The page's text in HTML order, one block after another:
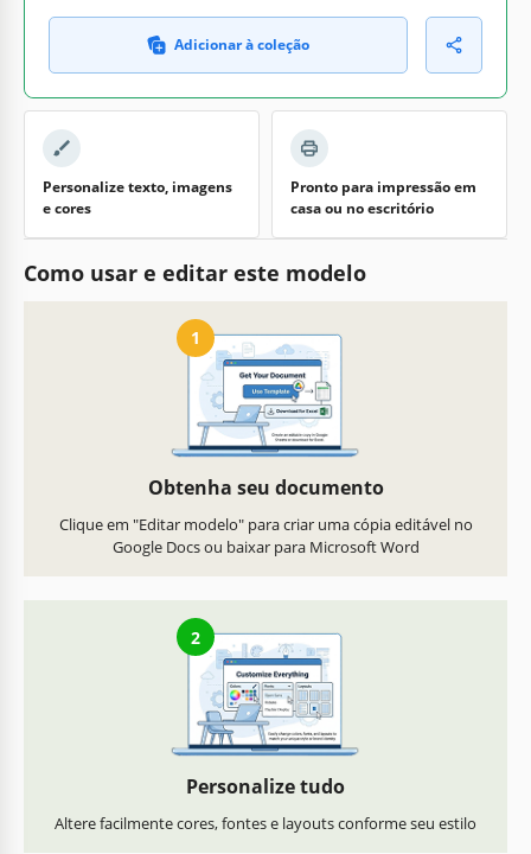
Adicionar à coleção
Personalize texto, imagens
e cores
Pronto para impressão em
casa ou no escritório
Como usar e editar este modelo
1
Obtenha seu documento
Clique em "Editar modelo" para criar uma cópia editável no
Google Docs ou baixar para Microsoft Word
2
Personalize tudo
Altere facilmente cores, fontes e layouts conforme seu estilo